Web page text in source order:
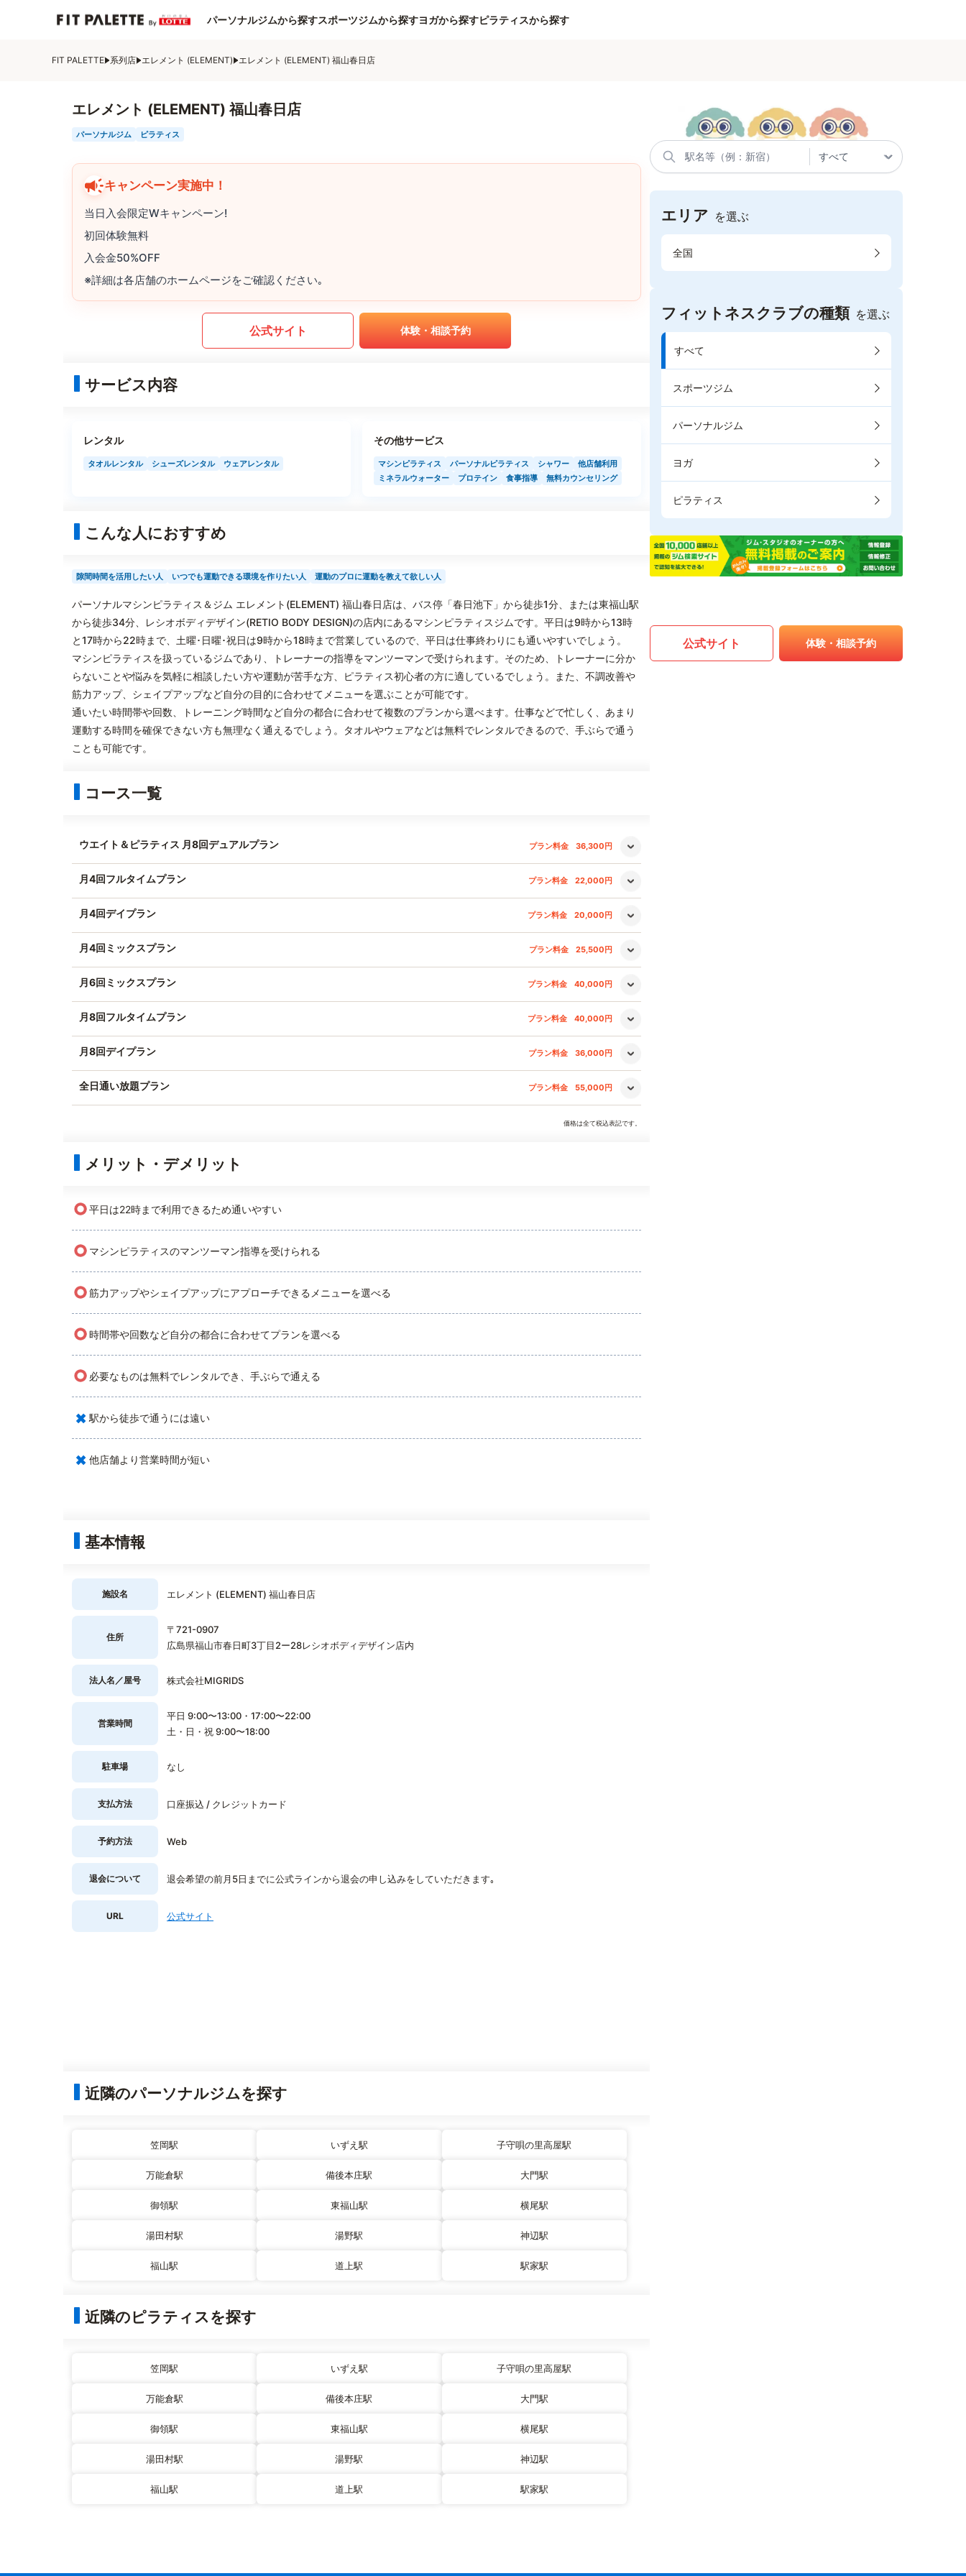
パーソナルジムから探すスポーツジムから探すヨガから探すピラティスから探す
FIT PALETTE 系列店 エレメント (ELEMENT) エレメント (ELEMENT) 福山春日店
エレメント (ELEMENT) 福山春日店
パーソナルジム ピラティス
キャンペーン実施中！
当日入会限定Wキャンペーン!
初回体験無料
入会金50%OFF
※詳細は各店舗のホームページをご確認ください｡
公式サイト 体験・相談予約
サービス内容
レンタル
タオルレンタル シューズレンタル ウェアレンタル
その他サービス
マシンピラティス パーソナルピラティス シャワー
他店舗利用
ミネラルウォーター
プロテイン 食事指導 無料カウンセリング
こんな人におすすめ
隙間時間を活用したい人 いつでも運動できる環境を作りたい人 運動のプロに運動を教えて欲しい人
パーソナルマシンピラティス＆ジム エレメント(ELEMENT) 福山春日店は、バス停「春日池下」から徒歩1分、または東福山駅
から徒歩34分、レシオボディデザイン(RETIO BODY DESIGN)の店内にあるマシンピラティスジムです。平日は9時から13時
と17時から22時まで、土曜･日曜･祝日は9時から18時まで営業しているので、平日は仕事終わりにも通いやすいでしょう。
マシンピラティスを扱っているジムであり、トレーナーの指導をマンツーマンで受けられます。そのため、トレーナーに分か
らないことや悩みを気軽に相談したい方や運動が苦手な方、ピラティス初心者の方に適しているでしょう。また、不調改善や
筋力アップ、シェイプアップなど自分の目的に合わせてメニューを選ぶことが可能です。
通いたい時間帯や回数、トレーニング時間など自分の都合に合わせて複数のプランから選べます。仕事などで忙しく、あまり
運動する時間を確保できない方も無理なく通えるでしょう。タオルやウェアなどは無料でレンタルできるので、手ぶらで通う
ことも可能です。
コース一覧
ウエイト＆ピラティス 月8回デュアルプラン プラン料金 36,300円
月4回フルタイムプラン プラン料金 22,000円
月4回デイプラン プラン料金 20,000円
月4回ミックスプラン プラン料金 25,500円
月6回ミックスプラン プラン料金 40,000円
月8回フルタイムプラン プラン料金 40,000円
月8回デイプラン プラン料金 36,000円
全日通い放題プラン プラン料金 55,000円
価格は全て税込表記です。
メリット・デメリット
○平日は22時まで利用できるため通いやすい
○ マシンピラティスのマンツーマン指導を受けられる
○筋力アップやシェイプアップにアプローチできるメニューを選べる
○時間帯や回数など自分の都合に合わせてプランを選べる
○ 必要なものは無料でレンタルでき、手ぶらで通える
× 駅から徒歩で通うには遠い
× 他店舗より営業時間が短い
基本情報
施設名 エレメント (ELEMENT) 福山春日店
住所
〒721-0907
広島県福山市春日町3丁目2ー28レシオボディデザイン店内
法人名／屋号 株式会社MIGRIDS
営業時間
平日 9:00〜13:00・17:00〜22:00
土・日・祝 9:00〜18:00
駐車場 なし
支払方法 口座振込 / クレジットカード
予約方法 Web
退会について 退会希望の前月5日までに公式ラインから退会の申し込みをしていただきます｡
URL 公式サイト
近隣のパーソナルジムを探す
笠岡駅 いずえ駅 子守唄の里高屋駅
万能倉駅 備後本庄駅 大門駅
御領駅 東福山駅 横尾駅
湯田村駅 湯野駅 神辺駅
福山駅 道上駅 駅家駅
近隣のピラティスを探す
笠岡駅 いずえ駅 子守唄の里高屋駅
万能倉駅 備後本庄駅 大門駅
御領駅 東福山駅 横尾駅
湯田村駅 湯野駅 神辺駅
福山駅 道上駅 駅家駅
エリア を選ぶ
全国
フィットネスクラブの種類 を選ぶ
すべて
スポーツジム
パーソナルジム
ヨガ
ピラティス
公式サイト 体験・相談予約